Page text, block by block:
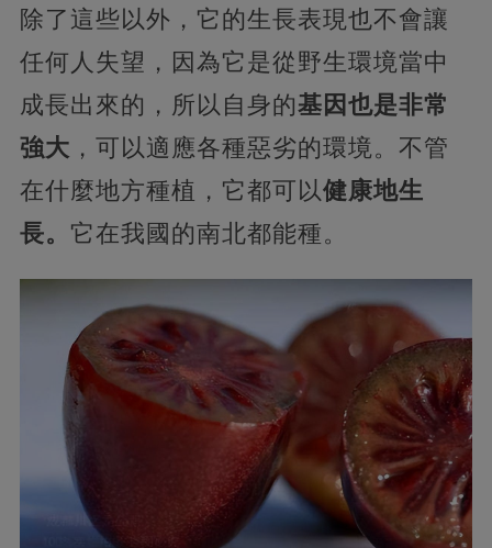
除了這些以外，它的生長表現也不會讓
任何人失望，因為它是從野生環境當中
成長出來的，所以自身的基因也是非常
強大 ，可以適應各種惡劣的環境。不管
在什麼地方種植，它都可以健康地生
長。 它在我國的南北都能種。